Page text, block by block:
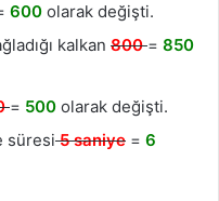
600 olarak değişti.
kalkan 800 = 850
= 500 olarak değişti.
süresi 5 saniye = 6